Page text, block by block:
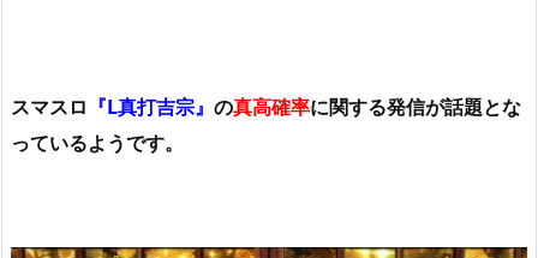
スマスロ 『L真打吉宗』 の真高確率に関する発信が話題とな
っているようです。